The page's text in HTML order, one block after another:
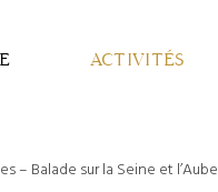
ACTIVITÉS
– Balade sur la Seine et l’Aube